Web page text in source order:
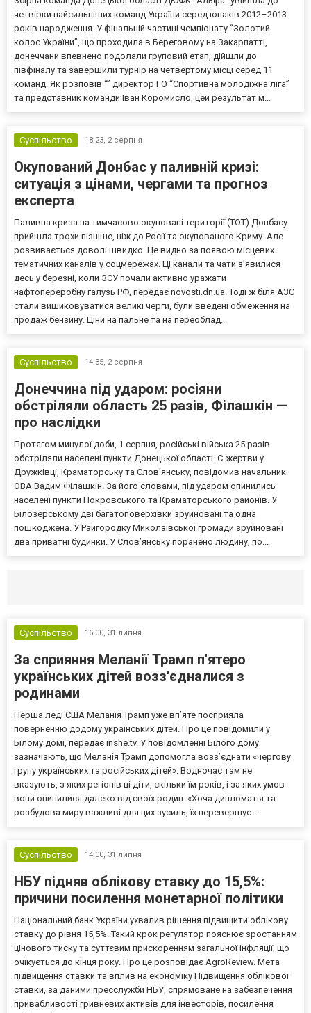
четвірки найсильніших команд України серед юнаків 2012–2013
років народження. У фінальній частині чемпіонату “Золотий
колос України”, що проходила в Береговому на Закарпатті,
донеччани впевнено подолали груповий етап, дійшли до
півфіналу та завершили турнір на четвертому місці серед 11
команд. Як розповів “” директор ГО “Спортивна молодіжна ліга”
та представник команди Іван Коромисло, цей результат м...
Суспільство 18:23, 2 серпня
Окупований Донбас у паливній кризі:
ситуація з цінами, чергами та прогноз
експерта
Паливна криза на тимчасово окуповані території (ТОТ) Донбасу
прийшла трохи пізніше, ніж до Росії та окупованого Криму. Але
розвивається доволі швидко. Це видно за появою місцевих
тематичних каналів у соцмережах. Ці канали та чати з’явилися
десь у березні, коли ЗСУ почали активно уражати
нафтопереробну галузь РФ, передає novosti.dn.ua. Тоді ж біля АЗС
стали вишиковуватися великі черги, були введені обмеження на
продаж бензину. Ціни на пальне та на переоблад...
Суспільство 14:35, 2 серпня
Донеччина під ударом: росіяни
обстріляли область 25 разів, Філашкін —
про наслідки
Протягом минулої доби, 1 серпня, російські війська 25 разів
обстріляли населені пункти Донецької області. Є жертви у
Дружківці, Краматорську та Слов’янську, повідомив начальник
ОВА Вадим Філашкін. За його словами, під ударом опинились
населені пункти Покровського та Краматорського районів. У
Білозерському дві багатоповерхівки зруйновані та одна
пошкоджена. У Райгородку Миколаївської громади зруйновані
два приватні будинки. У Слов’янську поранено людину, по...
Суспільство 16:00, 31 липня
За сприяння Меланії Трамп п'ятеро
українських дітей возз'єдналися з
родинами
Перша леді США Меланія Трамп уже впʼяте посприяла
поверненню додому українських дітей. Про це повідомили у
Білому домі, передає inshe.tv. У повідомленні Білого дому
зазначають, що Меланія Трамп допомогла возз’єднати «чергову
групу українських та російських дітей». Водночас там не
вказують, з яких регіонів ці діти, скільки їм років, і за яких умов
вони опинилися далеко від своїх родин. «Хоча дипломатія та
розбудова миру важливі для цих зусиль, їх перевершує...
Суспільство 14:00, 31 липня
НБУ підняв облікову ставку до 15,5%:
причини посилення монетарної політики
Національний банк України ухвалив рішення підвищити облікову
ставку до рівня 15,5%. Такий крок регулятор пояснює зростанням
цінового тиску та суттєвим прискоренням загальної інфляції, що
очікується до кінця року. Про це розповідає AgroReview. Мета
підвищення ставки та вплив на економіку Підвищення облікової
ставки, за даними пресслужби НБУ, спрямоване на забезпечення
привабливості гривневих активів для інвесторів, посилення